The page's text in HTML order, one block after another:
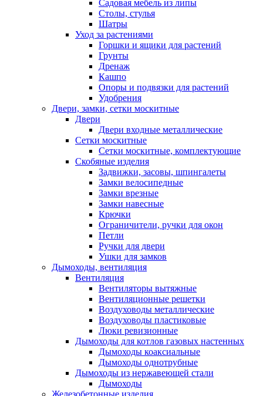
Садовая мебель из липы
Столы, стулья
Шатры
Уход за растениями
Горшки и ящики для растений
Грунты
Дренаж
Кашпо
Опоры и подвязки для растений
Удобрения
Двери, замки, сетки москитные
Двери
Двери входные металлические
Сетки москитные
Сетки москитные, комплектующие
Скобяные изделия
Задвижки, засовы, шпингалеты
Замки велосипедные
Замки врезные
Замки навесные
Крючки
Ограничители, ручки для окон
Петли
Ручки для двери
Ушки для замков
Дымоходы, вентиляция
Вентиляция
Вентиляторы вытяжные
Вентиляционные решетки
Воздуховоды металлические
Воздуховоды пластиковые
Люки ревизионные
Дымоходы для котлов газовых настенных
Дымоходы коаксиальные
Дымоходы однотрубные
Дымоходы из нержавеющей стали
Дымоходы
Железобетонные изделия